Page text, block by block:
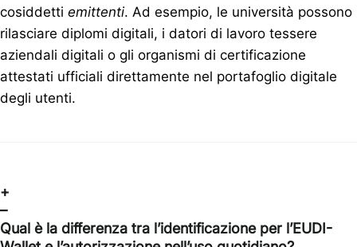
cosiddetti emittenti. Ad esempio, le università possono
rilasciare diplomi digitali, i datori di lavoro tessere
aziendali digitali o gli organismi di certificazione
attestati ufficiali direttamente nel portafoglio digitale
degli utenti.
+
–
Qual è la differenza tra l’identificazione per l’EUDI-